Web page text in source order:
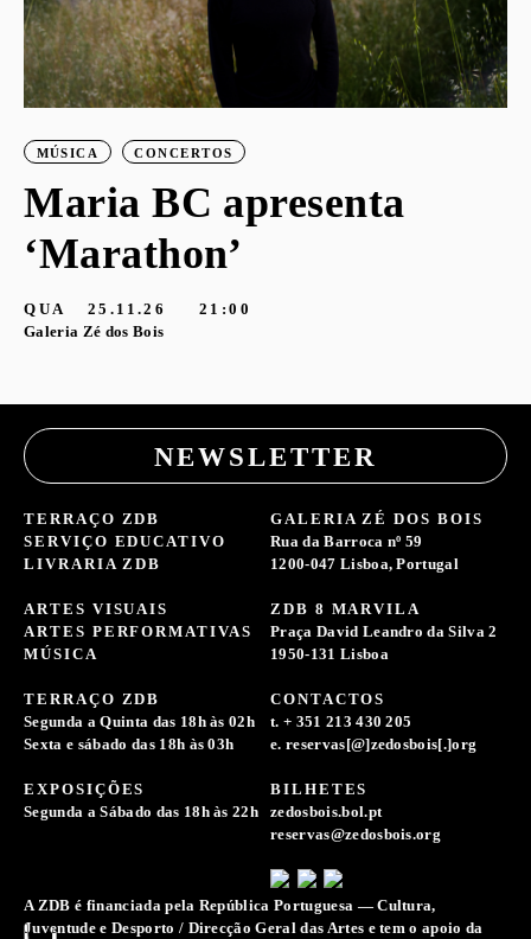
MÚSICA CONCERTOS
Maria BC apresenta
‘Marathon’
QUA 25.11.26
21:00
Galeria Zé dos Bois
NEWSLETTER
TERRAÇO ZDB
SERVIÇO EDUCATIVO
LIVRARIA ZDB
ARTES VISUAIS
ARTES PERFORMATIVAS
MÚSICA
GALERIA ZÉ DOS BOIS
Rua da Barroca nº 59
1200-047 Lisboa, Portugal
ZDB 8 MARVILA
Praça David Leandro da Silva 2
1950-131 Lisboa
TERRAÇO ZDB
Segunda a Quinta das 18h às 02h
Sexta e sábado das 18h às 03h
EXPOSIÇÕES
Segunda a Sábado das 18h às 22h
CONTACTOS
t. + 351 213 430 205
e. reservas[@]zedosbois[.]org
BILHETES
zedosbois.bol.pt
reservas@zedosbois.org
A ZDB é financiada pela República Portuguesa — Cultura,
Juventude e Desporto / Direcção Geral das Artes e tem o apoio da